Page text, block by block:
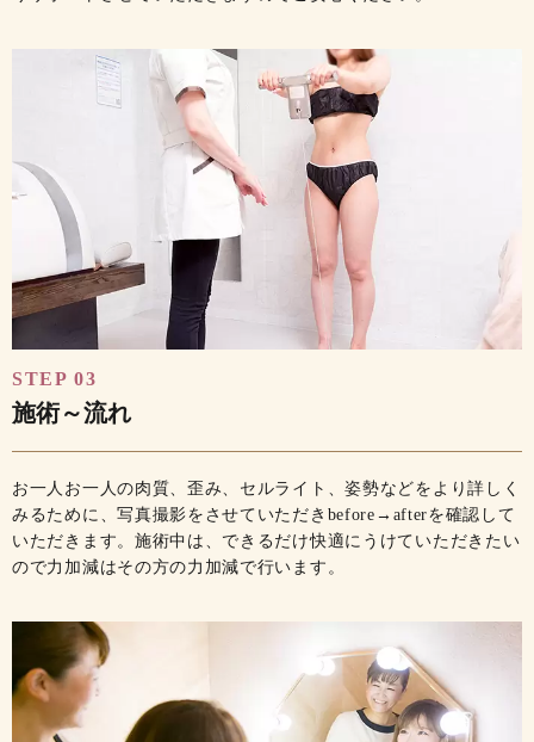
STEP 03
施術～流れ
お一人お一人の肉質、歪み、セルライト、姿勢などをより詳しく
みるために、写真撮影をさせていただきbefore→afterを確認して
いただきます。施術中は、できるだけ快適にうけていただきたい
ので力加減はその方の力加減で行います。